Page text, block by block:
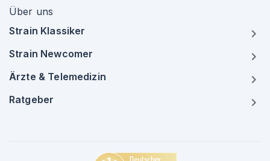
Über uns
Strain Klassiker
Strain Newcomer
Ärzte & Telemedizin
Ratgeber